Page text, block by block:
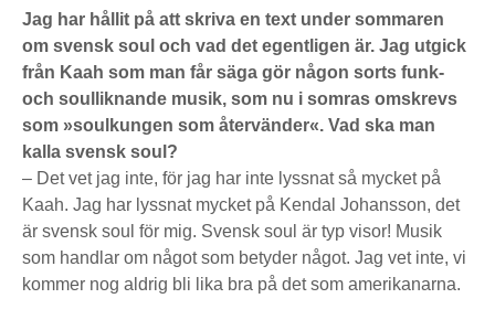
Jag har hållit på att skriva en text under sommaren
om svensk soul och vad det egentligen är. Jag utgick
från Kaah som man får säga gör någon sorts funk-
och soulliknande musik, som nu i somras omskrevs
som »soulkungen som återvänder«. Vad ska man
kalla svensk soul?
– Det vet jag inte, för jag har inte lyssnat så mycket på
Kaah. Jag har lyssnat mycket på Kendal Johansson, det
är svensk soul för mig. Svensk soul är typ visor! Musik
som handlar om något som betyder något. Jag vet inte, vi
kommer nog aldrig bli lika bra på det som amerikanarna.